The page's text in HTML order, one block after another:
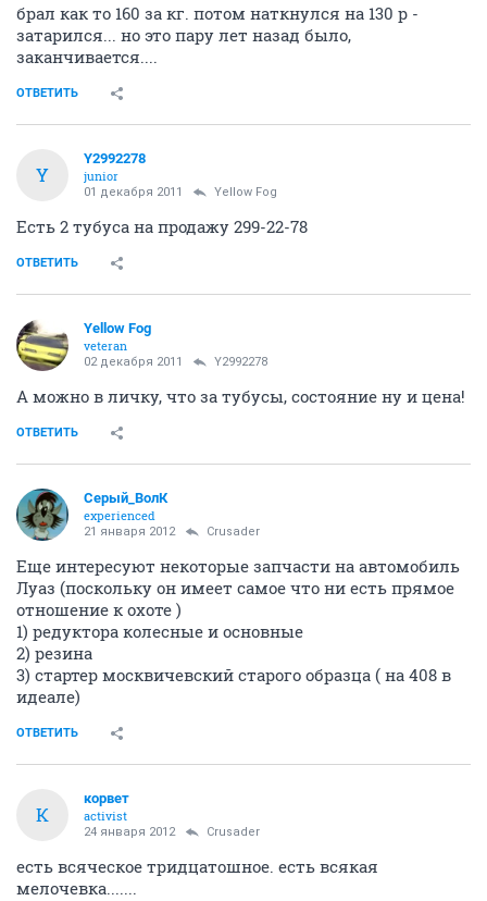
брал как то 160 за кг. потом наткнулся на 130 р -
затарился... но это пару лет назад было,
заканчивается....
ОТВЕТИТЬ
Y
Y2992278
junior
01 декабря 2011 Yellow Fog
Есть 2 тубуса на продажу 299-22-78
ОТВЕТИТЬ
Yellow Fog
veteran
02 декабря 2011 Y2992278
А можно в личку, что за тубусы, состояние ну и цена!
ОТВЕТИТЬ
Серый_ВолК
experienced
21 января 2012 Crusader
Еще интересуют некоторые запчасти на автомобиль
Луаз (поскольку он имеет самое что ни есть прямое
отношение к охоте )
1) редуктора колесные и основные
2) резина
3) стартер москвичевский старого образца ( на 408 в
идеале)
ОТВЕТИТЬ
К
корвет
activist
24 января 2012 Crusader
есть всяческое тридцатошное. есть всякая
мелочевка.......